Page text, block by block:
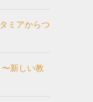
ミアからつ
新しい教